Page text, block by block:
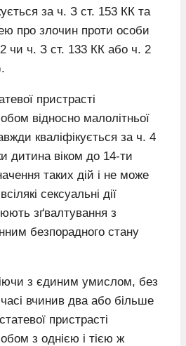
за ч. З ст. 153 КК та
про злочин проти особи
чи ч. З ст. 133 КК або ч. 2
пристрасті
відносно малолітньої
кваліфікується за ч. 4
дитина віком до 14-ти
таких дій і не може
сексуальні дії
зґвалтування з
безпорадного стану
з єдиним умислом, без
вчинив два або більше
пристрасті
з однією і тією ж